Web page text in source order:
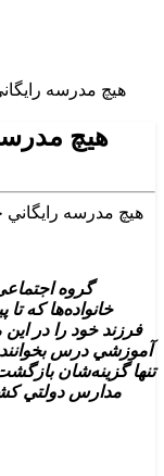
هيچ مدرسه
هيچ
گروه
خانواده‌ها که
فرزند خود را در
آموزشي درس
تنها گزينه‌شان
مدارس دولتي